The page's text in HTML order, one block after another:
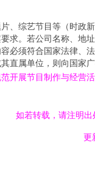
、综艺节目等（时政
求。若公司名称、地
必须符合国家法律、法
直属单位，则向国家
开展节目制作与经
如若转载，请注明
更